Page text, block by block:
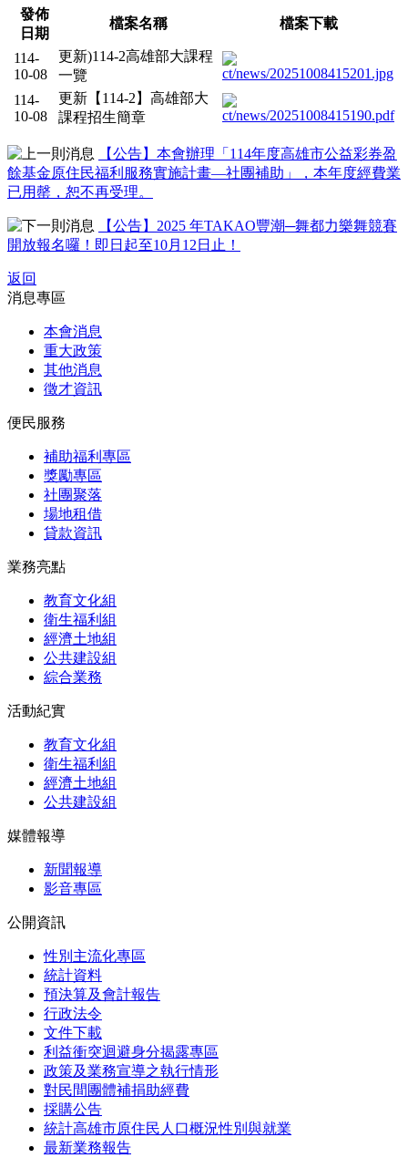
發佈
日期
檔案名稱 檔案下載
114-
10-08
更新)114-2高雄部大課程
一覽
114-
10-08
更新【114-2】高雄部大
課程招生簡章
【公告】本會辦理「114年度高雄市公益彩券盈
餘基金原住民福利服務實施計畫—社團補助」，本年度經費業
已用罄，恕不再受理。
【公告】2025 年TAKAO豐潮─舞都力樂舞競賽
開放報名囉！即日起至10月12日止！
返回
消息專區
本會消息
重大政策
其他消息
徵才資訊
便民服務
補助福利專區
獎勵專區
社團聚落
場地租借
貸款資訊
業務亮點
教育文化組
衛生福利組
經濟土地組
公共建設組
綜合業務
活動紀實
教育文化組
衛生福利組
經濟土地組
公共建設組
媒體報導
新聞報導
影音專區
公開資訊
性別主流化專區
統計資料
預決算及會計報告
行政法令
文件下載
利益衝突迴避身分揭露專區
政策及業務宣導之執行情形
對民間團體補捐助經費
採購公告
統計高雄市原住民人口概況性別與就業
最新業務報告